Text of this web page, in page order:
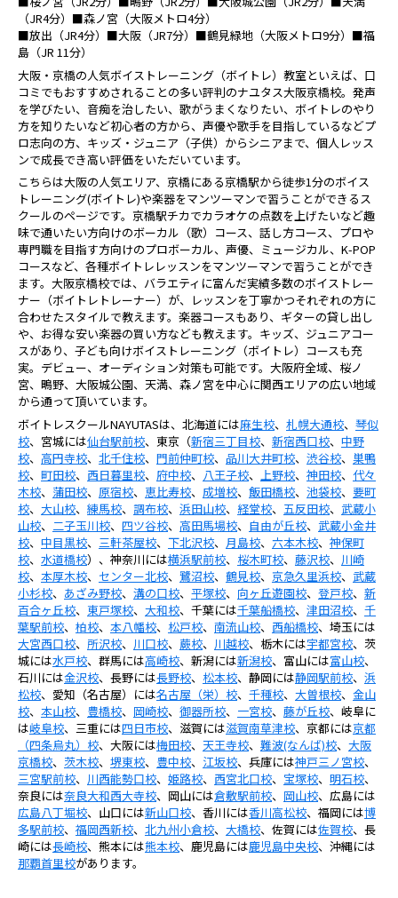
（JR4分）■森ノ宮（大阪メトロ4分）
■放出（JR4分）■大阪（JR7分）■鶴見緑地（大阪メトロ9分）■福
島（JR 11分）
大阪・京橋の人気ボイストレーニング（ボイトレ）教室といえば、口
コミでもおすすめされることの多い評判のナユタス大阪京橋校。発声
を学びたい、音痴を治したい、歌がうまくなりたい、ボイトレのやり
方を知りたいなど初心者の方から、声優や歌手を目指しているなどプ
ロ志向の方、キッズ・ジュニア（子供）からシニアまで、個人レッス
ンで成長でき高い評価をいただいています。
こちらは大阪の人気エリア、京橋にある京橋駅から徒歩1分のボイス
トレーニング(ボイトレ)や楽器をマンツーマンで習うことができるス
クールのページです。京橋駅チカでカラオケの点数を上げたいなど趣
味で通いたい方向けのボーカル（歌）コース、話し方コース、プロや
専門職を目指す方向けのプロボーカル、声優、ミュージカル、K-POP
コースなど、各種ボイトレレッスンをマンツーマンで習うことができ
ます。大阪京橋校では、バラエティに富んだ実績多数のボイストレー
ナー（ボイトレトレーナー）が、レッスンを丁寧かつそれぞれの方に
合わせたスタイルで教えます。楽器コースもあり、ギターの貸し出し
や、お得な安い楽器の買い方なども教えます。キッズ、ジュニアコー
スがあり、子ども向けボイストレーニング（ボイトレ）コースも充
実。デビュー、オーディション対策も可能です。大阪府全域、桜ノ
宮、鴫野、大阪城公園、天満、森ノ宮を中心に関西エリアの広い地域
から通って頂いています。
ボイトレスクールNAYUTASは、北海道には麻生校、 札幌大通校、 琴似
校、宮城には仙台駅前校、東京（新宿三丁目校、 新宿西口校、 中野
校、 高円寺校、 北千住校、 門前仲町校、 品川大井町校、 渋谷校、 巣鴨
校、 町田校、 西日暮里校、 府中校、 八王子校、 上野校、 神田校、 代々
木校、 蒲田校、 原宿校、 恵比寿校、 成増校、 飯田橋校、 池袋校、 要町
校、 大山校、 練馬校、 調布校、 浜田山校、 経堂校、 五反田校、 武蔵小
山校、 二子玉川校、 四ツ谷校、 高田馬場校、 自由が丘校、 武蔵小金井
校、 中目黒校、 三軒茶屋校、 下北沢校、 月島校、 六本木校、 神保町
校、 水道橋校）、神奈川には横浜駅前校、 桜木町校、 藤沢校、 川崎
校、 本厚木校、 センター北校、 鷺沼校、 鶴見校、 京急久里浜校、 武蔵
小杉校、 あざみ野校、 溝の口校、 平塚校、 向ヶ丘遊園校、 登戸校、 新
百合ヶ丘校、 東戸塚校、 大和校、千葉には千葉船橋校、 津田沼校、 千
葉駅前校、 柏校、 本八幡校、 松戸校、 南流山校、 西船橋校、埼玉には
大宮西口校、 所沢校、 川口校、 蕨校、 川越校、栃木には宇都宮校、茨
城には水戸校、群馬には高崎校、新潟には新潟校、富山には富山校、
石川には金沢校、長野には長野校、 松本校、静岡には静岡駅前校、 浜
松校、愛知（名古屋）には名古屋（栄）校、 千種校、 大曽根校、 金山
校、 本山校、 豊橋校、 岡崎校、 御器所校、 一宮校、 藤が丘校、岐阜に
は岐阜校、三重には四日市校、滋賀には滋賀南草津校、京都には京都
（四条烏丸）校、大阪には梅田校、 天王寺校、 難波(なんば)校、 大阪
京橋校、 茨木校、 堺東校、 豊中校、 江坂校、兵庫には神戸三ノ宮校、
三宮駅前校、 川西能勢口校、 姫路校、 西宮北口校、 宝塚校、 明石校、
奈良には奈良大和西大寺校、岡山には倉敷駅前校、 岡山校、広島には
広島八丁堀校、山口には新山口校、香川には香川高松校、福岡には博
多駅前校、 福岡西新校、 北九州小倉校、 大橋校、佐賀には佐賀校、長
崎には長崎校、熊本には熊本校、鹿児島には鹿児島中央校、沖縄には
那覇首里校があります。